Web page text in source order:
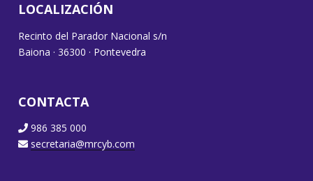
LOCALIZACIÓN
Recinto del Parador Nacional s/n
Baiona · 36300 · Pontevedra
CONTACTA
986 385 000
secretaria@mrcyb.com